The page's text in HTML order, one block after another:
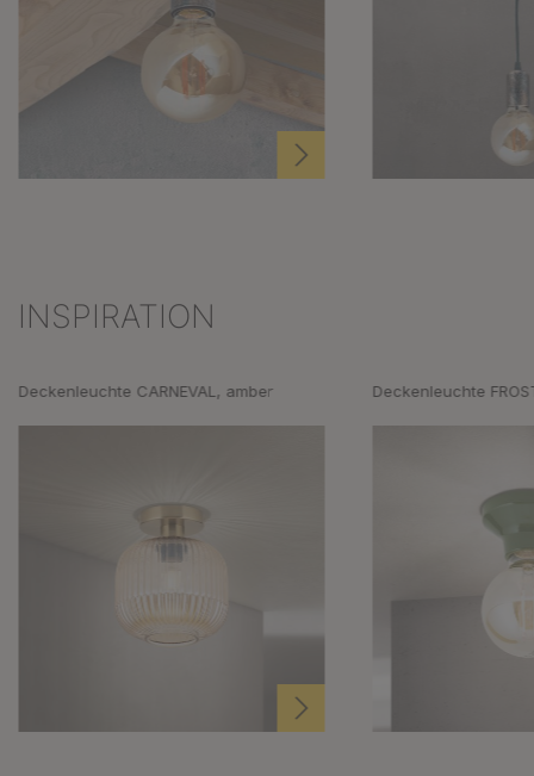
Produktgalerie überspringen
INSPIRATION
Deckenleuchte CARNEVAL, amber Deckenleuchte